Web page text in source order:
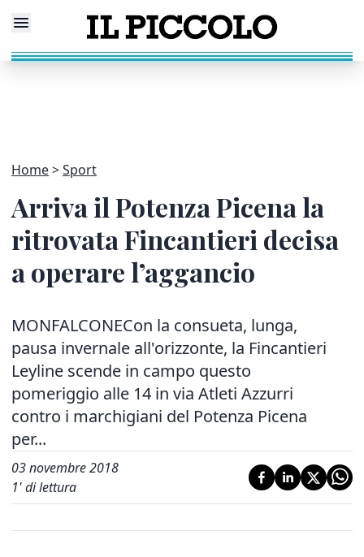
Home Sport
Arriva il Potenza Picena la
ritrovata Fincantieri decisa
a operare l’aggancio
MONFALCONECon la consueta, lunga,
pausa invernale all'orizzonte, la Fincantieri
Leyline scende in campo questo
pomeriggio alle 14 in via Atleti Azzurri
contro i marchigiani del Potenza Picena
per...
03 novembre 2018
1' di lettura